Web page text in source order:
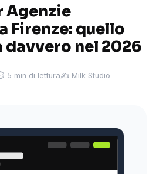
Agenzie
Firenze: quello
davvero nel 2026
5 min di lettura✍️ Milk Studio